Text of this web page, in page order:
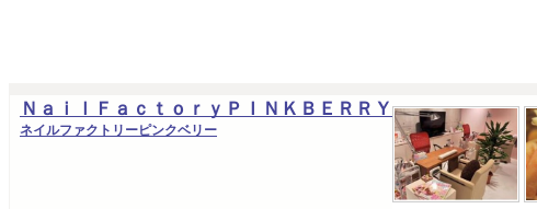
ＮａｉｌＦａｃｔｏｒｙＰＩＮＫＢＥＲＲＹ
ネイルファクトリーピンクベリー